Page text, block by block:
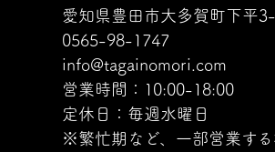
愛知県豊田市大多賀町下平3-
0565-98-1747
info@tagainomori.com
営業時間：10:00-18:00
定休日：毎週水曜日
※繁忙期など、一部営業する